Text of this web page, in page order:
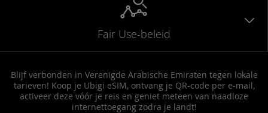
Fair Use-beleid
Blijf verbonden in Verenigde Arabische Emiraten tegen lokale
tarieven! Koop je Ubigi eSIM, ontvang je QR-code per e-mail,
activeer deze vóór je reis en geniet meteen van naadloze
internettoegang zodra je landt!